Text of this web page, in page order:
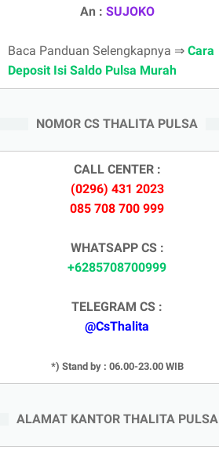
An : SUJOKO
Baca Panduan Selengkapnya ⇒ Cara
Deposit Isi Saldo Pulsa Murah
NOMOR CS THALITA PULSA
CALL CENTER :
(0296) 431 2023
085 708 700 999
WHATSAPP CS :
+6285708700999
TELEGRAM CS :
@CsThalita
*) Stand by : 06.00-23.00 WIB
ALAMAT KANTOR THALITA PULSA